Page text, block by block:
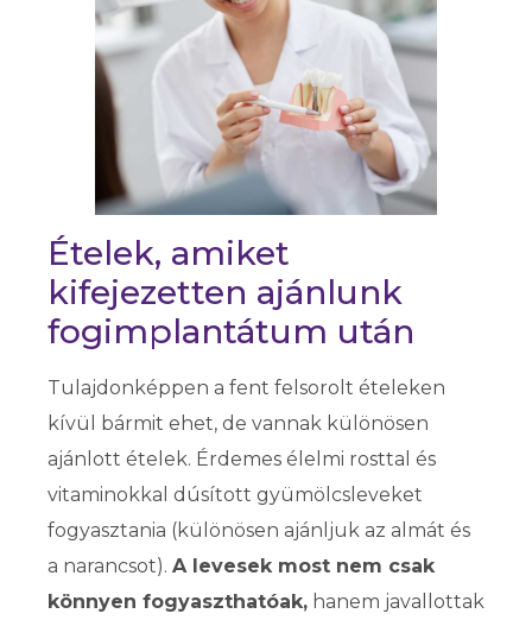
Ételek, amiket
kifejezetten ajánlunk
fogimplantátum után
Tulajdonképpen a fent felsorolt ételeken
kívül bármit ehet, de vannak különösen
ajánlott ételek. Érdemes élelmi rosttal és
vitaminokkal dúsított gyümölcsleveket
fogyasztania (különösen ajánljuk az almát és
a narancsot). A levesek most nem csak
könnyen fogyaszthatóak, hanem javallottak